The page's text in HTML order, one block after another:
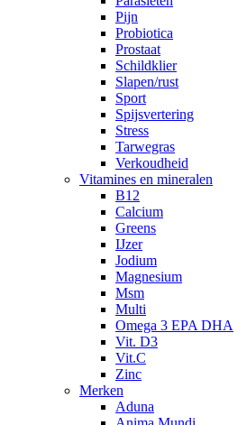
Pijn
Probiotica
Prostaat
Schildklier
Slapen/rust
Sport
Spijsvertering
Stress
Tarwegras
Verkoudheid
Vitamines en mineralen
B12
Calcium
Greens
IJzer
Jodium
Magnesium
Msm
Multi
Omega 3 EPA DHA
Vit. D3
Vit.C
Zinc
Merken
Aduna